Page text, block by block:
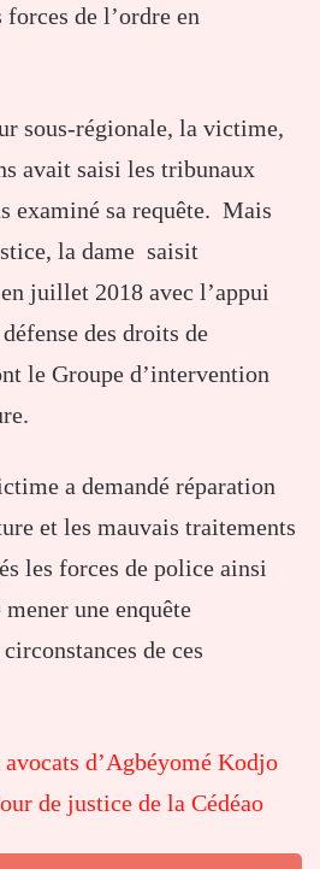
de l’ordre en
sous-régionale, la victime,
avait saisi les tribunaux
examiné sa requête. Mais
la dame saisit
juillet 2018 avec l’appui
des droits de
le Groupe d’intervention
a demandé réparation
et les mauvais traitements
les forces de police ainsi
une enquête
de ces
d’Agbéyomé Kodjo
de justice de la Cédéao